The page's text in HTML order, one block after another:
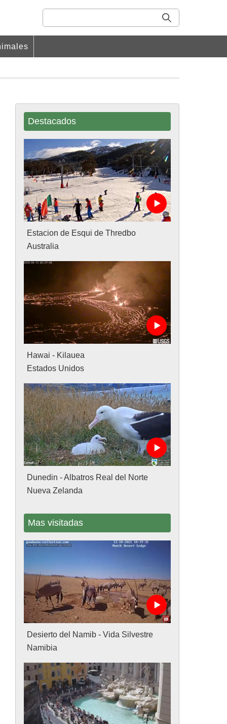
Destacados
Estacion de Esqui de Thredbo
Australia
Hawai - Kilauea
Estados Unidos
Dunedin - Albatros Real del Norte
Nueva Zelanda
Mas visitadas
Desierto del Namib - Vida Silvestre
Namibia